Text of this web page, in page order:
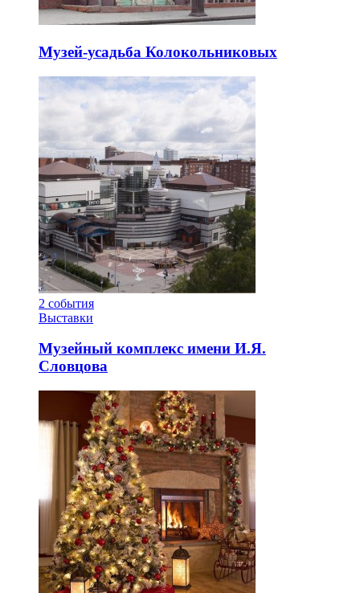
Музей-усадьба Колокольниковых
2 события
Выставки
Музейный комплекс имени И.Я.
Словцова